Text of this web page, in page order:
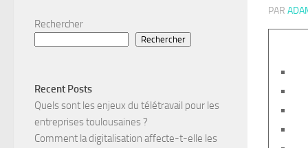
PAR
Rechercher
Rechercher
Recent Posts
Quels sont les enjeux du télétravail pour les
entreprises toulousaines ?
Comment la digitalisation affecte-t-elle les